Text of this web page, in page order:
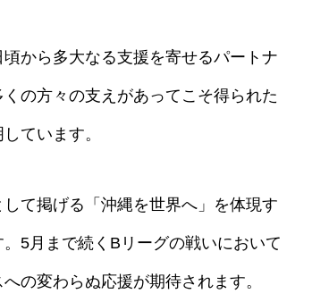
から多大なる支援を寄せるパートナ
の方々の支えがあってこそ得られた
ています。
て掲げる「沖縄を世界へ」を体現す
5月まで続くBリーグの戦いにおいて
の変わらぬ応援が期待されます。